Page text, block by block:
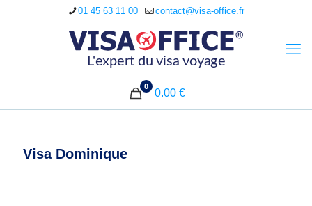
01 45 63 11 00 contact@visa-office.fr
0
0.00 €
Visa Dominique